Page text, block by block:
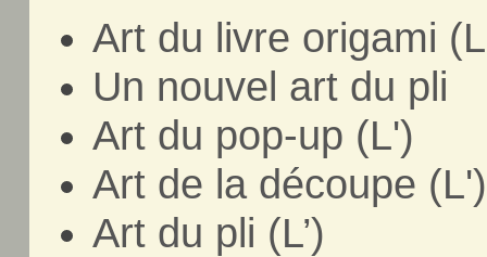
Art du livre origami
Un nouvel art du pli
Art du pop-up (L')
Art de la découpe (L')
Art du pli (L’)